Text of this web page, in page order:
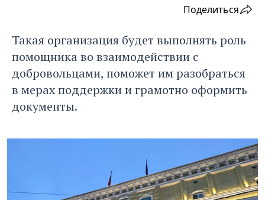
Поделиться
Такая организация будет выполнять роль
помощника во взаимодействии с
добровольцами, поможет им разобраться
в мерах поддержки и грамотно оформить
документы.